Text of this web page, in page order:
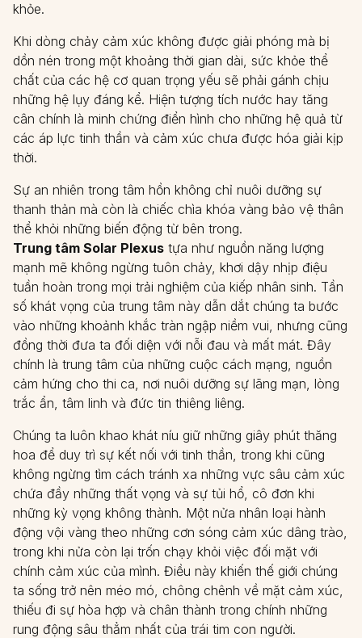
khỏe.
Khi dòng chảy cảm xúc không được giải phóng mà bị
dồn nén trong một khoảng thời gian dài, sức khỏe thể
chất của các hệ cơ quan trọng yếu sẽ phải gánh chịu
những hệ lụy đáng kể. Hiện tượng tích nước hay tăng
cân chính là minh chứng điển hình cho những hệ quả từ
các áp lực tinh thần và cảm xúc chưa được hóa giải kịp
thời.
Sự an nhiên trong tâm hồn không chỉ nuôi dưỡng sự
thanh thản mà còn là chiếc chìa khóa vàng bảo vệ thân
thể khỏi những biến động từ bên trong.
Trung tâm Solar Plexus tựa như nguồn năng lượng
mạnh mẽ không ngừng tuôn chảy, khơi dậy nhịp điệu
tuần hoàn trong mọi trải nghiệm của kiếp nhân sinh. Tần
số khát vọng của trung tâm này dẫn dắt chúng ta bước
vào những khoảnh khắc tràn ngập niềm vui, nhưng cũng
đồng thời đưa ta đối diện với nỗi đau và mất mát. Đây
chính là trung tâm của những cuộc cách mạng, nguồn
cảm hứng cho thi ca, nơi nuôi dưỡng sự lãng mạn, lòng
trắc ẩn, tâm linh và đức tin thiêng liêng.
Chúng ta luôn khao khát níu giữ những giây phút thăng
hoa để duy trì sự kết nối với tinh thần, trong khi cũng
không ngừng tìm cách tránh xa những vực sâu cảm xúc
chứa đầy những thất vọng và sự tủi hổ, cô đơn khi
những kỳ vọng không thành. Một nửa nhân loại hành
động vội vàng theo những cơn sóng cảm xúc dâng trào,
trong khi nửa còn lại trốn chạy khỏi việc đối mặt với
chính cảm xúc của mình. Điều này khiến thế giới chúng
ta sống trở nên méo mó, chông chênh về mặt cảm xúc,
thiếu đi sự hòa hợp và chân thành trong chính những
rung động sâu thẳm nhất của trái tim con người.